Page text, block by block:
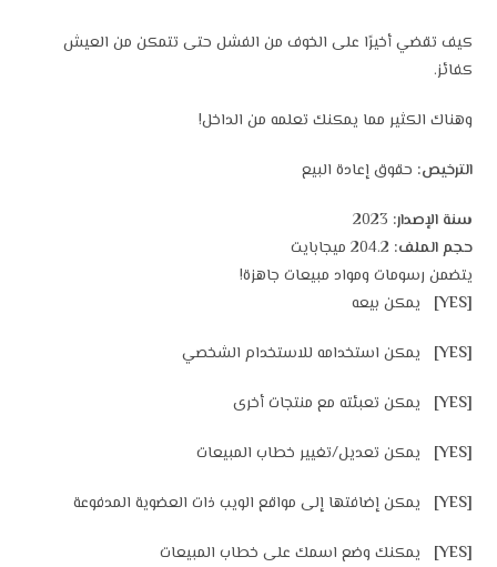
كيف تقضي أخيرًا على الخوف من الفشل حتى تتمكن من العيش
كفائز.
وهناك الكثير مما يمكنك تعلمه من الداخل!
الترخيص: حقوق إعادة البيع
سنة الإصدار:
حجم الملف:
يتضمن رسومات ومواد مبيعات جاهزة!
[YES]
يمكن بيعه
[YES] يمكن استخدامه للاستخدام الشخصي
[YES] يمكن تعبئته مع منتجات أخرى
[YES] يمكن تعديل/تغيير خطاب المبيعات
[YES] يمكن إضافتها إلى مواقع الويب ذات العضوية المدفوعة
[YES] يمكنك وضع اسمك على خطاب المبيعات